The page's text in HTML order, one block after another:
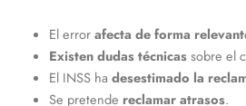
El errorafecta de forma
Existen dudas técnicassobre el
El INSS ha desestimado la
Se pretende reclamar atrasos.